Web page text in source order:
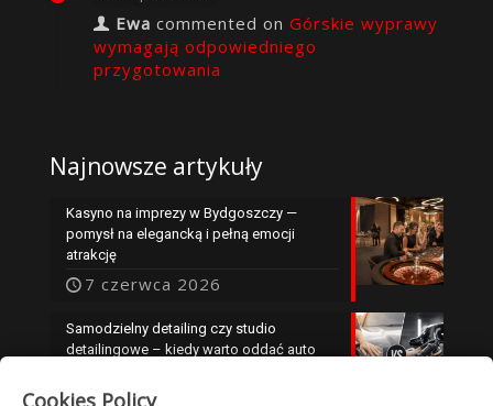
Ewa commented on Górskie wyprawy
wymagają odpowiedniego
przygotowania
Najnowsze artykuły
Kasyno na imprezy w Bydgoszczy —
pomysł na elegancką i pełną emocji
atrakcję
7 czerwca 2026
Samodzielny detailing czy studio
detailingowe – kiedy warto oddać auto
25 maja 2026
Cookies Policy